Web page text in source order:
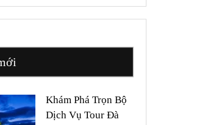
Khám Phá Trọn Bộ
Dịch Vụ Tour Đà